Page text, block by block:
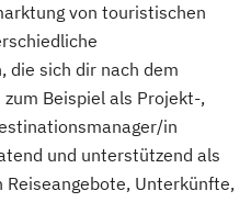
von touristischen
die sich dir nach dem
Beispiel als Projekt-,
in
und unterstützend als
Reiseangebote, Unterkünfte,